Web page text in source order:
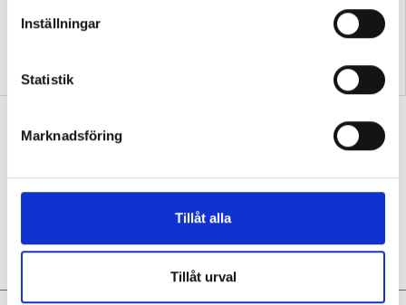
e
Inställningar
Statistik
Marknadsföring
Tillåt alla
Tillåt urval
nedläggning
folkhögskola
RECENSIONERBöcker som utspelar sig i
folkhögskolemiljöer är inte vanliga. Nu
släpps två läsvärda romaner, en romantisk
recensenten Tommy Fogelberg.